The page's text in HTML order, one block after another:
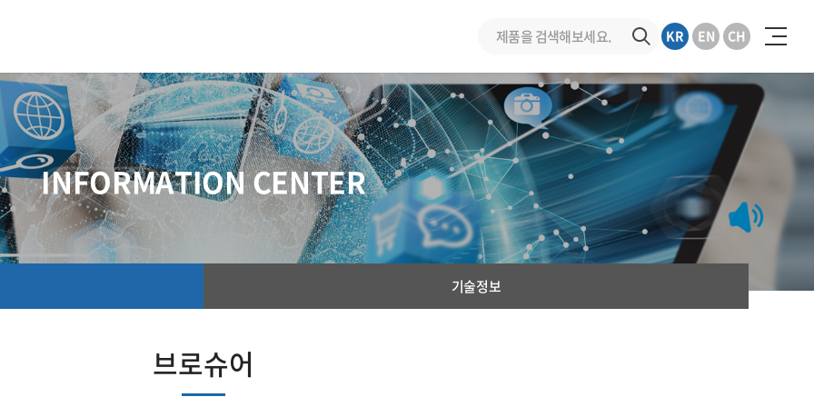
KR EN CH
INFORMATION CENTER
기술정보
브로슈어